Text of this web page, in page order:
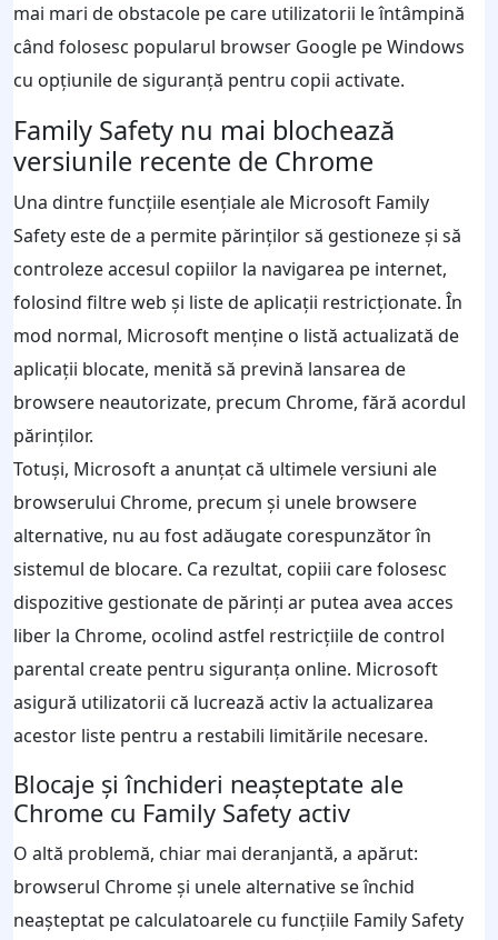
mai mari de obstacole pe care utilizatorii le întâmpină
când folosesc popularul browser Google pe Windows
cu opțiunile de siguranță pentru copii activate.
Family Safety nu mai blochează
versiunile recente de Chrome
Una dintre funcțiile esențiale ale Microsoft Family
Safety este de a permite părinților să gestioneze și să
controleze accesul copiilor la navigarea pe internet,
folosind filtre web și liste de aplicații restricționate. În
mod normal, Microsoft menține o listă actualizată de
aplicații blocate, menită să prevină lansarea de
browsere neautorizate, precum Chrome, fără acordul
părinților.
Totuși, Microsoft a anunțat că ultimele versiuni ale
browserului Chrome, precum și unele browsere
alternative, nu au fost adăugate corespunzător în
sistemul de blocare. Ca rezultat, copiii care folosesc
dispozitive gestionate de părinți ar putea avea acces
liber la Chrome, ocolind astfel restricțiile de control
parental create pentru siguranța online. Microsoft
asigură utilizatorii că lucrează activ la actualizarea
acestor liste pentru a restabili limitările necesare.
Blocaje și închideri neașteptate ale
Chrome cu Family Safety activ
O altă problemă, chiar mai deranjantă, a apărut:
browserul Chrome și unele alternative se închid
neașteptat pe calculatoarele cu funcțiile Family Safety